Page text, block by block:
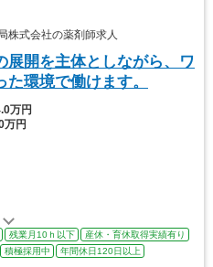
式会社の薬剤師求人
展開を主体としながら、ワ
環境で働けます。
万円
万円
残業月10ｈ以下
産休・育休取得実績有り
積極採用中 年間休日120日以上